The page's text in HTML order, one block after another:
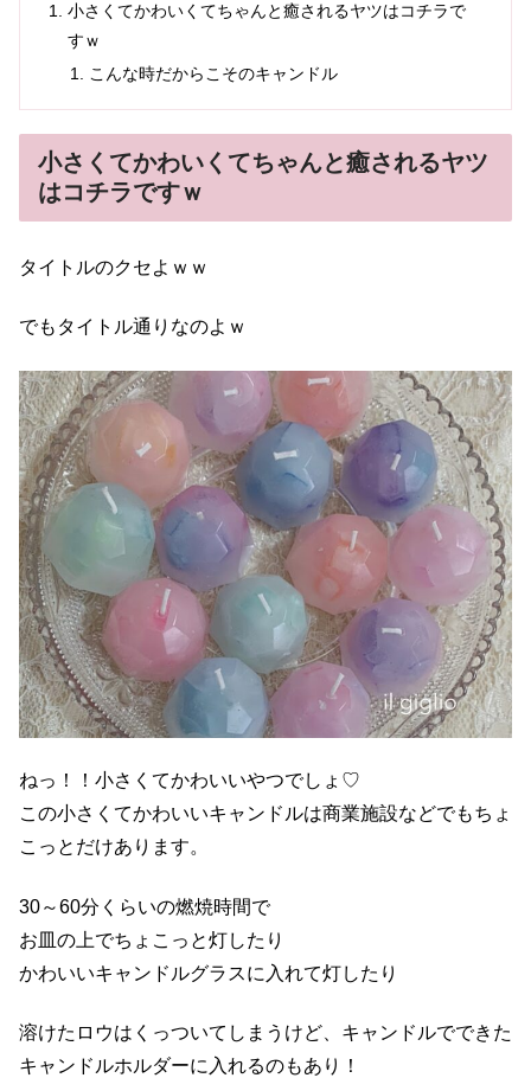
小さくてかわいくてちゃんと癒されるヤツはコチラで
すｗ
こんな時だからこそのキャンドル
小さくてかわいくてちゃんと癒されるヤツ
はコチラですｗ
タイトルのクセよｗｗ
でもタイトル通りなのよｗ
ねっ！！小さくてかわいいやつでしょ♡
この小さくてかわいいキャンドルは商業施設などでもちょ
こっとだけあります。
30～60分くらいの燃焼時間で
お皿の上でちょこっと灯したり
かわいいキャンドルグラスに入れて灯したり
溶けたロウはくっついてしまうけど、キャンドルでできた
キャンドルホルダーに入れるのもあり！